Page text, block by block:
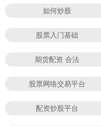
如何炒股
股票入门基础
期货配资 合法
股票网络交易平台
配资炒股平台